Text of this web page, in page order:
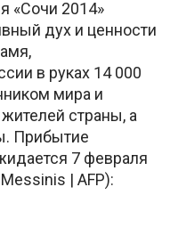
«Сочи 2014»
дух и ценности
в руках 14 000
мира и
страны, а
Прибытие
7 февраля
| AFP):